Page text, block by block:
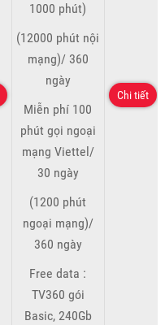
1000 phút)
(12000 phút nội
mạng)/ 360
ngày
Miễn phí 100
phút gọi ngoại
mạng Viettel/
30 ngày
(1200 phút
ngoại mạng)/
360 ngày
Free data :
TV360 gói
Basic, 240Gb
Chi tiết